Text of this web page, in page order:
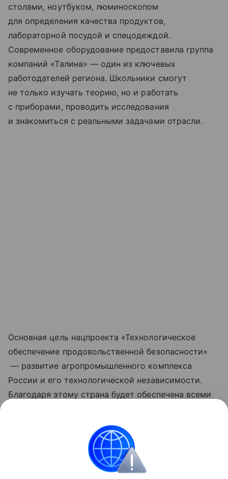
столами, ноутбуком, люминоскопом
для определения качества продуктов,
лабораторной посудой и спецодеждой.
Современное оборудование предоставила группа
компаний «Талина» — один из ключевых
работодателей региона. Школьники смогут
не только изучать теорию, но и работать
с приборами, проводить исследования
и знакомиться с реальными задачами отрасли.
Основная цель нацпроекта «Технологическое
обеспечение продовольственной безопасности»
— развитие агропромышленного комплекса
России и его технологической независимости.
Благодаря этому страна будет обеспечена всеми
больше возможностей для укрепления позиций
на мировом рынке. Обновленные нацпроекты
реализуются по решению Президента РФ
Владимира Путина с 2025 года.